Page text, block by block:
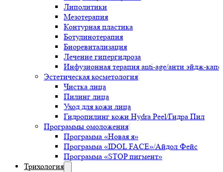
Липолитики
Мезотерапия
Контурная пластика
Ботулинотерапия
Биоревитализация
Лечение гипергидроза
Инфузионная терапия anti-age/анти эйдж-
Эстетическая косметология
Чистка лица
Пилинг лица
Уход для кожи лица
Гидропилинг кожи Hydra Peel/Гидра Пил
Программы омоложения
Программа «Новая я»
Программа «IDOL FACE»/Айдол Фейс
Программа «STOP пигмент»
Трихология